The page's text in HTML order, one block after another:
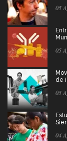
05
05
de
05
04